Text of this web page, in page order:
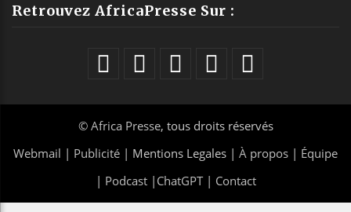
Retrouvez AfricaPresse Sur :
© Africa Presse, tous droits réservés
Webmail | Publicité | Mentions Legales | À propos | Équipe
| Podcast| ChatGPT| Contact